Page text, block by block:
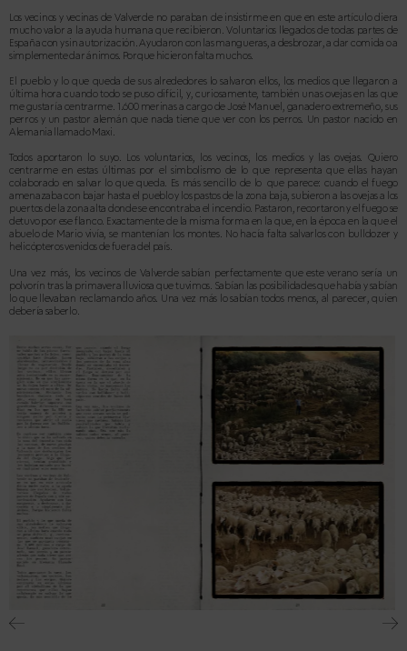
Los vecinos y vecinas de Valverde no paraban de insistirme en que en este artículo diera
mucho valor a la ayuda humana que recibieron. Voluntarios llegados de todas partes de
España con y sin autorización. Ayudaron con las mangueras, a desbrozar, a dar comida o a
simplemente dar ánimos. Porque hicieron falta muchos.
El pueblo y lo que queda de sus alrededores lo salvaron ellos, los medios que llegaron a
última hora cuando todo se puso difícil, y, curiosamente, también unas ovejas en las que
me gustaría centrarme. 1.600 merinas a cargo de José Manuel, ganadero extremeño, sus
perros y un pastor alemán que nada tiene que ver con los perros. Un pastor nacido en
Alemania llamado Maxi.
Todos aportaron lo suyo. Los voluntarios, los vecinos, los medios y las ovejas. Quiero
centrarme en estas últimas por el simbolismo de lo que representa que ellas hayan
colaborado en salvar lo que queda. Es más sencillo de lo que parece: cuando el fuego
amenazaba con bajar hasta el pueblo y los pastos de la zona baja, subieron a las ovejas a los
puertos de la zona alta donde se encontraba el incendio. Pastaron, recortaron y el fuego se
detuvo por ese flanco. Exactamente de la misma forma en la que, en la época en la que el
abuelo de Mario vivía, se mantenían los montes. No hacía falta salvarlos con bulldozer y
helicópteros venidos de fuera del país.
Una vez más, los vecinos de Valverde sabían perfectamente que este verano sería un
polvorín tras la primavera lluviosa que tuvimos. Sabían las posibilidades que había y sabían
lo que llevaban reclamando años. Una vez más lo sabían todos menos, al parecer, quien
debería saberlo.